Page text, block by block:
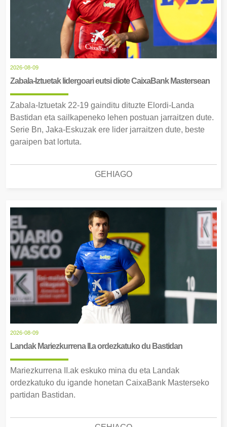
2026-08-09
Zabala-Iztuetak lidergoari eutsi diote CaixaBank Mastersean
Zabala-Iztuetak 22-19 gainditu dituzte Elordi-Landa
Bastidan eta sailkapeneko lehen postuan jarraitzen dute.
Serie Bn, Jaka-Eskuzak ere lider jarraitzen dute, beste
garaipen bat lortuta.
GEHIAGO
2026-08-09
Landak Mariezkurrena II.a ordezkatuko du Bastidan
Mariezkurrena II.ak eskuko mina du eta Landak
ordezkatuko du igande honetan CaixaBank Masterseko
partidan Bastidan.